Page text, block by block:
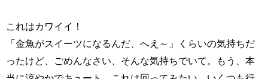
これはカワイイ！
「金魚がスイーツになるんだ、へえ～」くらいの気持ちだ
ったけど、ごめんなさい、そんな気持ちでいて。もう、本